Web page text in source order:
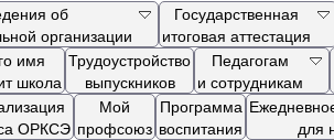
об
организации
Государственная
итоговая аттестация
имя
школа
Трудоустройство
выпускников
Педагогам
и сотрудникам
ОРКСЭ
Мой
профсоюз
Программа
воспитания
для